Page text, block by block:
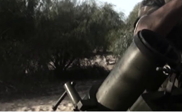
عسكرية قبالة سواحل أوديسا
صفية
حاليا
الأوسط